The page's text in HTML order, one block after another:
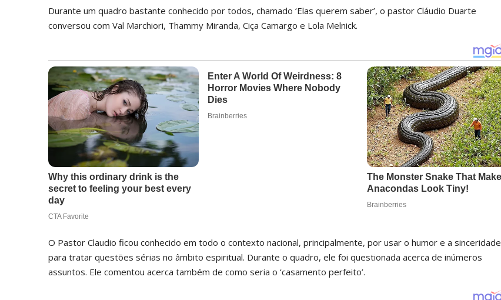
Durante um quadro bastante conhecido por todos, chamado ‘Elas querem saber’, o pastor Cláudio Duarte
conversou com Val Marchiori, Thammy Miranda, Ciça Camargo e Lola Melnick.
O Pastor Claudio ficou conhecido em todo o contexto nacional, principalmente, por usar o humor e a sinceridade
para tratar questões sérias no âmbito espiritual. Durante o quadro, ele foi questionada acerca de inúmeros
assuntos. Ele comentou acerca também de como seria o ‘casamento perfeito’.